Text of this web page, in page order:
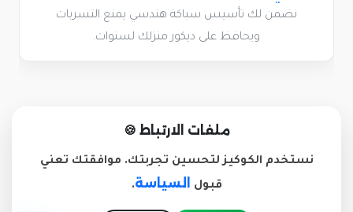
نضمن لك تأسيس سباكة هندسي يمنع التسربات
ويحافظ على ديكور منزلك لسنوات.
ملفات الارتباط 🍪
نستخدم الكوكيز لتحسين تجربتك. موافقتك تعني
قبول
السياسة.